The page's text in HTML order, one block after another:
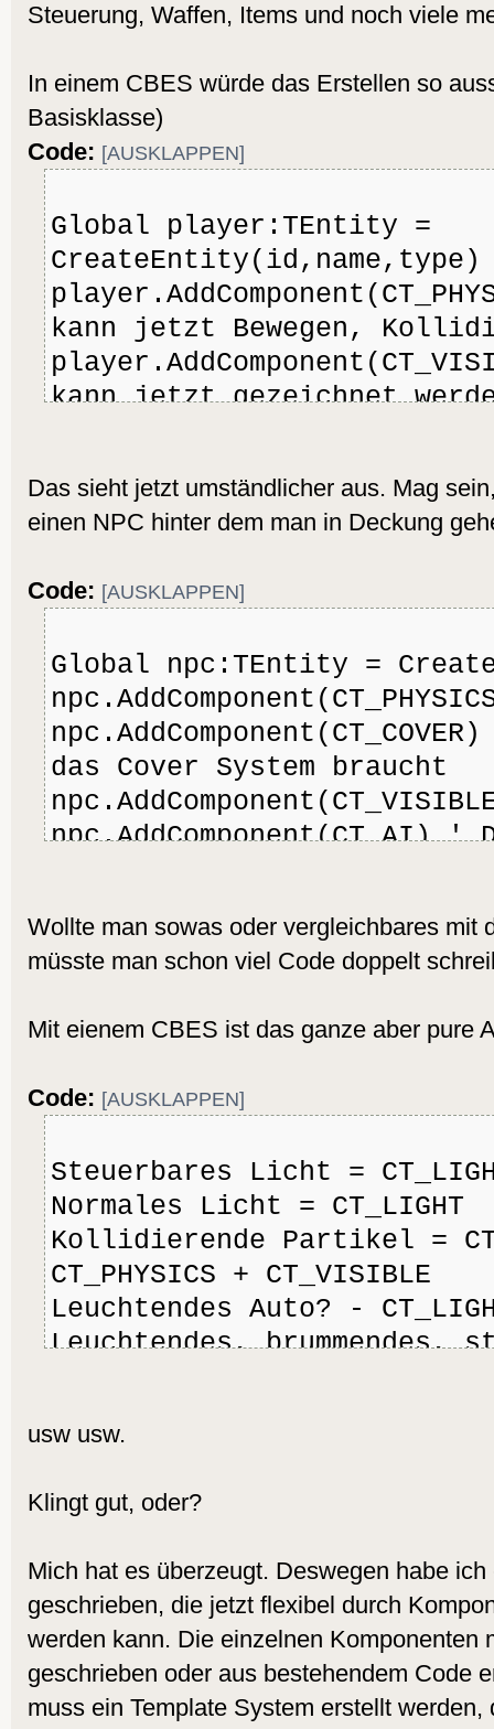
Steuerung, Waffen, Items und noch viele
In einem CBES würde das Erstellen so
Basisklasse)
Code: [AUSKLAPPEN]
Global player:TEntity =
CreateEntity(id,name,type)
kann jetzt Bewegen,
kann jetzt gezeichnet
werden (z.B)
Das sieht jetzt umständlicher aus. Mag
einen NPC hinter dem man in Deckung
Code: [AUSKLAPPEN]
Global npc:TEntity =
das Cover System braucht
npc.AddComponent(CT_AI)
Wollte man sowas oder vergleichbares mit
müsste man schon viel Code doppelt
Mit eienem CBES ist das ganze aber pure
Code: [AUSKLAPPEN]
Steuerbares Licht =
Normales Licht = CT_LIGHT
Kollidierende Partikel =
CT_PHYSICS + CT_VISIBLE
Leuchtendes Auto? -
Leuchtendes, brummendes,
usw usw.
Klingt gut, oder?
Mich hat es überzeugt. Deswegen habe
geschrieben, die jetzt flexibel durch
werden kann. Die einzelnen Komponenten
geschrieben oder aus bestehendem Code
muss ein Template System erstellt